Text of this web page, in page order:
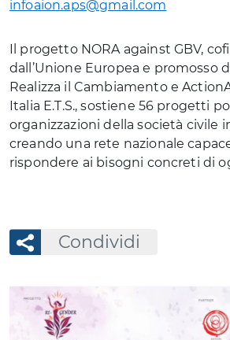
infoaion.aps@gmail.com
Il progetto NORA against GBV,
dall’Unione Europea e promosso
Realizza il Cambiamento e
Italia E.T.S., sostiene 56 progetti
organizzazioni della società civile
creando una rete nazionale
rispondere ai bisogni concreti di
Condividi